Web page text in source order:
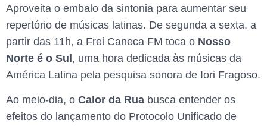
Aproveita o embalo da sintonia para aumentar seu
repertório de músicas latinas. De segunda a sexta, a
partir das 11h, a Frei Caneca FM toca o Nosso
Norte é o Sul, uma hora dedicada às músicas da
América Latina pela pesquisa sonora de Iori Fragoso.
Ao meio-dia, o Calor da Rua busca entender os
efeitos do lançamento do Protocolo Unificado de